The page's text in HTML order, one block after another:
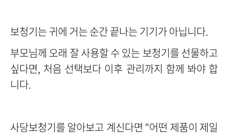
보청기는 귀에 거는 순간 끝나는 기기가 아닙니다.
부모님께 오래 잘 사용할 수 있는 보청기를 선물하고
싶다면, 처음 선택보다 이후 관리까지 함께 봐야 합
니다.
사당보청기를 알아보고 계신다면 “어떤 제품이 제일